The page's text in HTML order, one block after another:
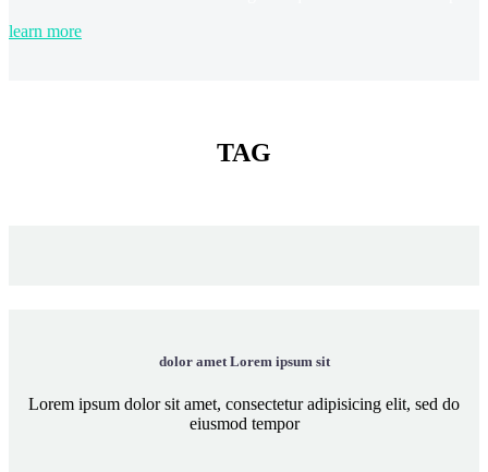
learn more
TAG
dolor amet Lorem ipsum sit
Lorem ipsum dolor sit amet, consectetur adipisicing elit, sed do
eiusmod tempor